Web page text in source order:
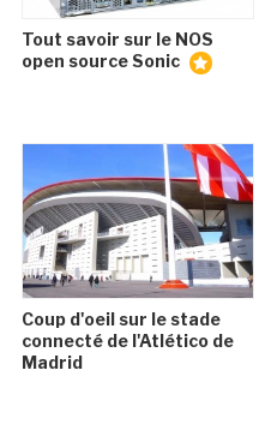
Tout savoir sur le NOS
open source Sonic
Coup d'oeil sur le stade
connecté de l'Atlético de
Madrid